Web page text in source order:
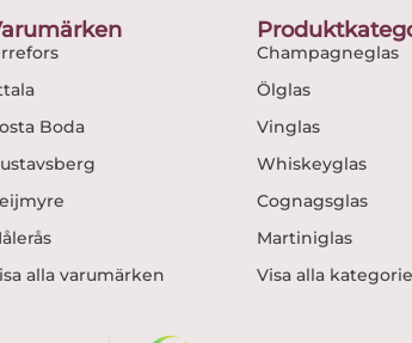
k
Boda
alla varumärken
Champagneglas
Ölglas
Vinglas
Whiskeyglas
Cognagsglas
Martiniglas
Visa alla